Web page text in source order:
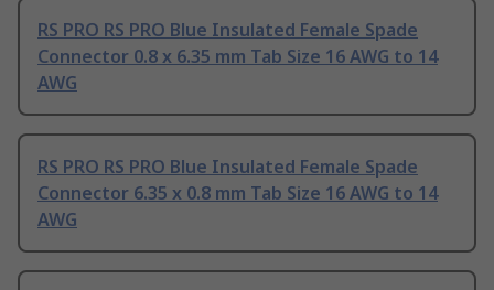
RS PRO RS PRO Blue Insulated Female Spade
Connector 0.8 x 6.35 mm Tab Size 16 AWG to 14
AWG
RS PRO RS PRO Blue Insulated Female Spade
Connector 6.35 x 0.8 mm Tab Size 16 AWG to 14
AWG